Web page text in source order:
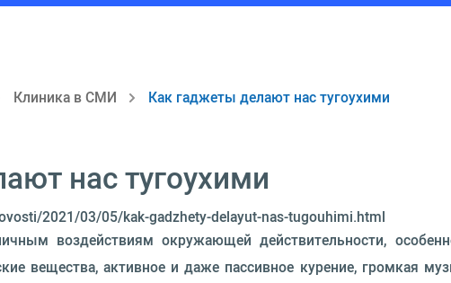
Клиника в СМИ Как гаджеты делают нас тугоухими
нас тугоухими
2021/03/05/kak-gadzhety-delayut-nas-tugouhimi.html
воздействиям окружающей действительности,
вещества, активное и даже пассивное курение, громкая